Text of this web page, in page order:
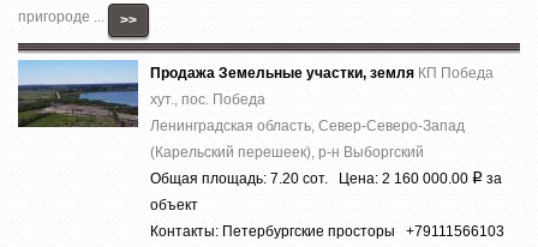
пригороде ...
>>
Продажа Земельные участки, земля КП Победа
хут., пос. Победа
Ленинградская область, Север-Северо-Запад
(Карельский перешеек), р-н Выборгский
Общая площадь: 7.20 сот. Цена: 2 160 000.00 Р за
объект
Контакты: Петербургские просторы +79111566103